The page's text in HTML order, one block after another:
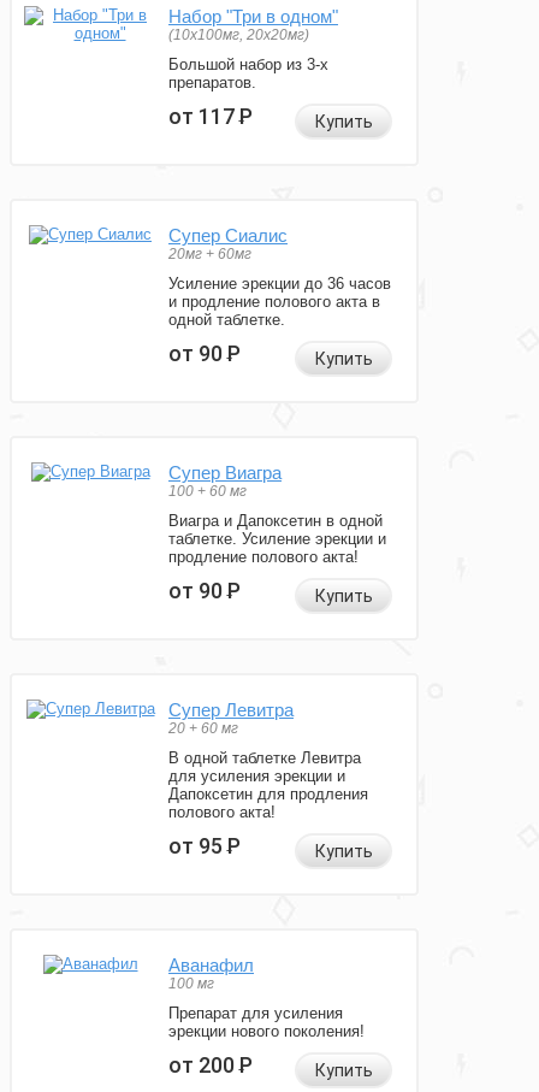
Набор "Три в одном"
(10x100мг, 20x20мг)
Большой набор из 3-х
препаратов.
от 117Р Купить
Супер Сиалис
20мг + 60мг
Усиление эрекции до 36 часов
и продление полового акта в
одной таблетке.
от 90Р Купить
Супер Виагра
100 + 60 мг
Виагра и Дапоксетин в одной
таблетке. Усиление эрекции и
продление полового акта!
от 90Р Купить
Супер Левитра
20 + 60 мг
В одной таблетке Левитра
для усиления эрекции и
Дапоксетин для продления
полового акта!
от 95Р Купить
Аванафил
100 мг
Препарат для усиления
эрекции нового поколения!
от 200Р Купить